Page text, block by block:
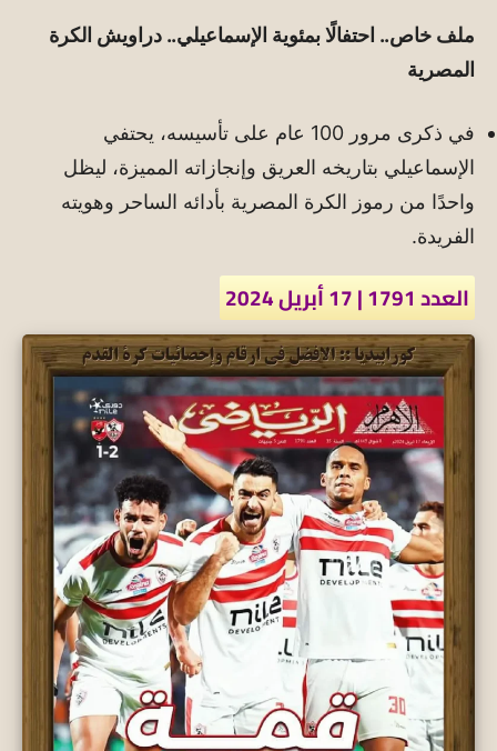
ملف خاص.. احتفالًا بمئوية الإسماعيلي.. دراويش الكرة
المصرية
في ذكرى مرور 100 عام على تأسيسه، يحتفي
الإسماعيلي بتاريخه العريق وإنجازاته المميزة، ليظل
واحدًا من رموز الكرة المصرية بأدائه الساحر وهويته
الفريدة.
العدد 1791 | 17 أبريل 2024